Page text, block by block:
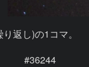
返し)の1コマ。
#36244